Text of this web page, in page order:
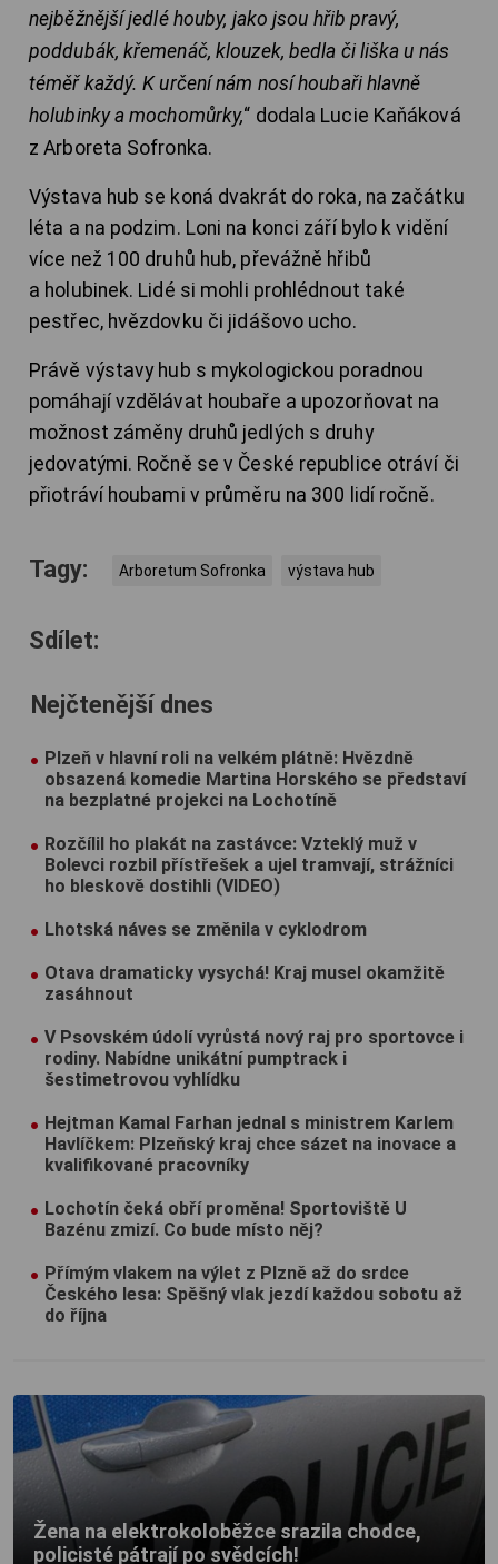
nejběžnější jedlé houby, jako jsou hřib pravý,
poddubák, křemenáč, klouzek, bedla či liška u nás
téměř každý. K určení nám nosí houbaři hlavně
holubinky a mochomůrky,“ dodala Lucie Kaňáková
z Arboreta Sofronka.
Výstava hub se koná dvakrát do roka, na začátku
léta a na podzim. Loni na konci září bylo k vidění
více než 100 druhů hub, převážně hřibů
a holubinek. Lidé si mohli prohlédnout také
pestřec, hvězdovku či jidášovo ucho.
Právě výstavy hub s mykologickou poradnou
pomáhají vzdělávat houbaře a upozorňovat na
možnost záměny druhů jedlých s druhy
jedovatými. Ročně se v České republice otráví či
přiotráví houbami v průměru na 300 lidí ročně.
Tagy: Arboretum Sofronka výstava hub
Sdílet:
Nejčtenější dnes
Plzeň v hlavní roli na velkém plátně: Hvězdně
obsazená komedie Martina Horského se představí
na bezplatné projekci na Lochotíně
Rozčílil ho plakát na zastávce: Vzteklý muž v
Bolevci rozbil přístřešek a ujel tramvají, strážníci
ho bleskově dostihli (VIDEO)
Lhotská náves se změnila v cyklodrom
Otava dramaticky vysychá! Kraj musel okamžitě
zasáhnout
V Psovském údolí vyrůstá nový raj pro sportovce i
rodiny. Nabídne unikátní pumptrack i
šestimetrovou vyhlídku
Hejtman Kamal Farhan jednal s ministrem Karlem
Havlíčkem: Plzeňský kraj chce sázet na inovace a
kvalifikované pracovníky
Lochotín čeká obří proměna! Sportoviště U
Bazénu zmizí. Co bude místo něj?
Přímým vlakem na výlet z Plzně až do srdce
Českého lesa: Spěšný vlak jezdí každou sobotu až
do října
Žena na elektrokoloběžce srazila chodce,
policisté pátrají po svědcích!